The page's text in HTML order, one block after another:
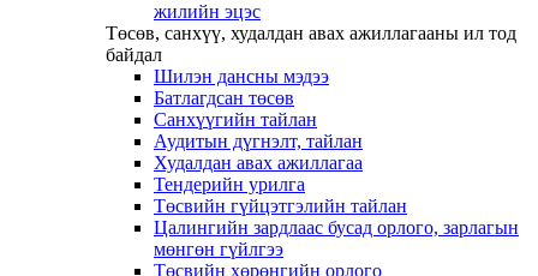
жилийн эцэс
Төсөв, санхүү, худалдан авах ажиллагааны ил тод
байдал
Шилэн дансны мэдээ
Батлагдсан төсөв
Санхүүгийн тайлан
Аудитын дүгнэлт, тайлан
Худалдан авах ажиллагаа
Тендерийн урилга
Төсвийн гүйцэтгэлийн тайлан
Цалингийн зардлаас бусад орлого, зарлагын
мөнгөн гүйлгээ
Төсвийн хөрөнгийн орлого